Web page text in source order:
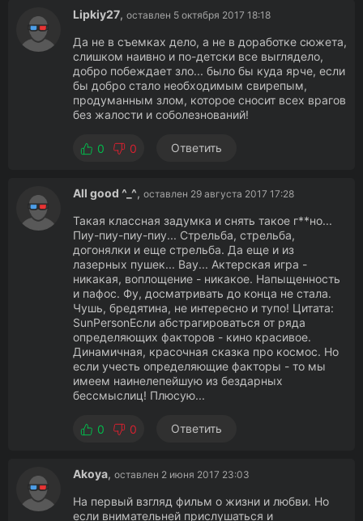
Lipkiy27, оставлен 5 октября 2017 18:18
Да не в съемках дело, а не в доработке сюжета,
слишком наивно и по-детски все выглядело,
добро побеждает зло... было бы куда ярче, если
бы добро стало необходимым свирепым,
продуманным злом, которое сносит всех врагов
без жалости и соболезнований!
0 0 Ответить
All good ^_^, оставлен 29 августа 2017 17:28
Такая классная задумка и снять такое г**но...
Пиу-пиу-пиу-пиу... Стрельба, стрельба,
догонялки и еще стрельба. Да еще и из
лазерных пушек... Вау... Актерская игра -
никакая, воплощение - никакое. Напыщенность
и пафос. Фу, досматривать до конца не стала.
Чушь, бредятина, не интересно и тупо! Цитата:
SunPersonЕсли абстрагироваться от ряда
определяющих факторов - кино красивое.
Динамичная, красочная сказка про космос. Но
если учесть определяющие факторы - то мы
имеем наинелепейшую из бездарных
бессмыслиц! Плюсую...
0 0 Ответить
Akoya, оставлен 2 июня 2017 23:03
На первый взгляд фильм о жизни и любви. Но
если внимательней прислушаться и